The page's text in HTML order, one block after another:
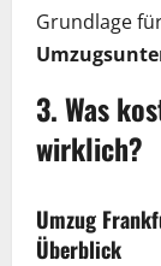
Grundlage
3. Was
wirklich?
Umzug
Überblick